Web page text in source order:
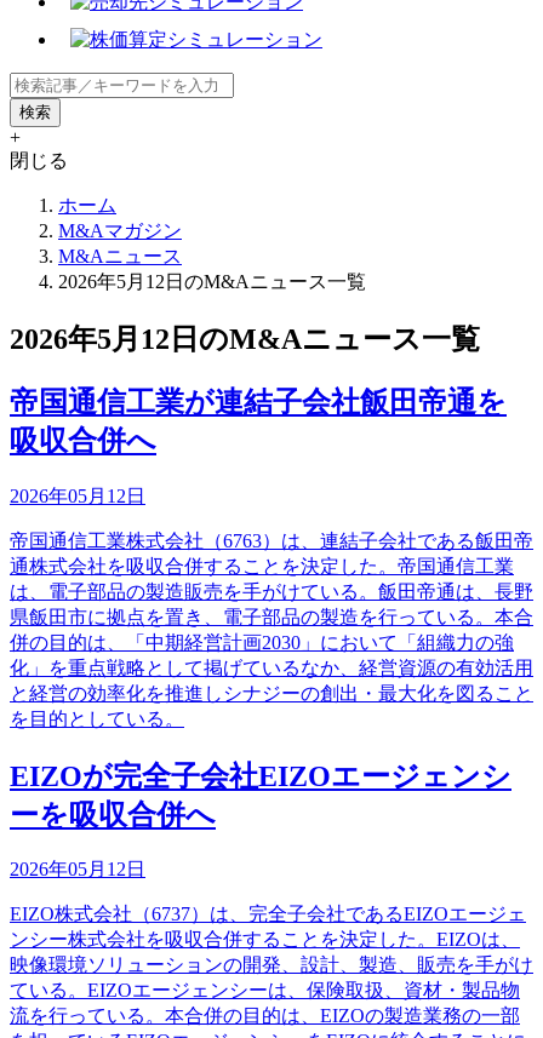
+
閉じる
ホーム
M&Aマガジン
M&Aニュース
2026年5月12日のM&Aニュース一覧
2026年5月12日のM&Aニュース一覧
帝国通信工業が連結子会社飯田帝通を
吸収合併へ
2026年05月12日
帝国通信工業株式会社（6763）は、連結子会社である飯田帝
通株式会社を吸収合併することを決定した。帝国通信工業
は、電子部品の製造販売を手がけている。飯田帝通は、長野
県飯田市に拠点を置き、電子部品の製造を行っている。本合
併の目的は、「中期経営計画2030」において「組織力の強
化」を重点戦略として掲げているなか、経営資源の有効活用
と経営の効率化を推進しシナジーの創出・最大化を図ること
を目的としている。
EIZOが完全子会社EIZOエージェンシ
ーを吸収合併へ
2026年05月12日
EIZO株式会社（6737）は、完全子会社であるEIZOエージェ
ンシー株式会社を吸収合併することを決定した。EIZOは、
映像環境ソリューションの開発、設計、製造、販売を手がけ
ている。EIZOエージェンシーは、保険取扱、資材・製品物
流を行っている。本合併の目的は、EIZOの製造業務の一部